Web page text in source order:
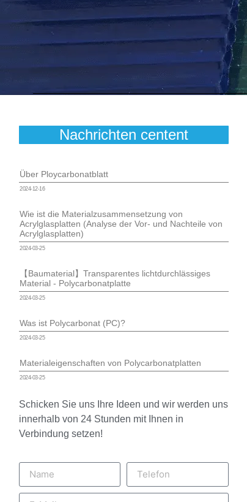
Nachrichten centent
Über Ploycarbonatblatt
2024-12-16
Wie ist die Materialzusammensetzung von
Acrylglasplatten (Analyse der Vor- und Nachteile von
Acrylglasplatten)
2024-03-25
【Baumaterial】Transparentes lichtdurchlässiges
Material - Polycarbonatplatte
2024-03-25
Was ist Polycarbonat (PC)?
2024-03-25
Materialeigenschaften von Polycarbonatplatten
2024-03-25
Schicken Sie uns Ihre Ideen und wir werden uns
innerhalb von 24 Stunden mit Ihnen in
Verbindung setzen!